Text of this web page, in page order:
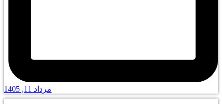
مرداد 11, 1405